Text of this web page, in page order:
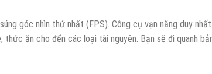
góc nhìn thứ nhất (FPS). Công cụ vạn năng duy
ăn cho đến các loại tài nguyên. Bạn sẽ đi quanh